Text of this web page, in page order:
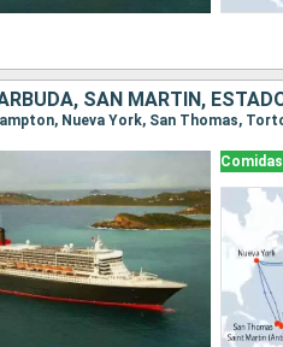
SAN MARTÍN,